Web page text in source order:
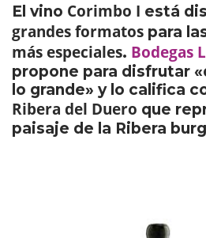
El vino Corimbo I está
grandes formatos para
más especiales. Bodegas
propone para disfrutar
lo grande» y lo califica
Ribera del Duero que
paisaje de la Ribera